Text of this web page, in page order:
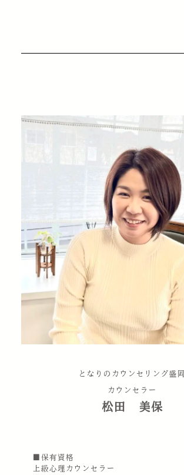
となりのカウンセリング盛岡
カウンセラー
松田 美保
■保有資格
上級心理カウンセラー